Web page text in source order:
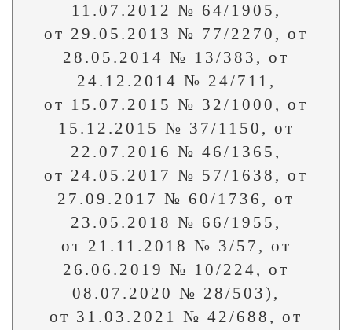
11.07.2012 № 64/1905,
от 29.05.2013 № 77/2270, от
28.05.2014 № 13/383, от
24.12.2014 № 24/711,
от 15.07.2015 № 32/1000, от
15.12.2015 № 37/1150, от
22.07.2016 № 46/1365,
от 24.05.2017 № 57/1638, от
27.09.2017 № 60/1736, от
23.05.2018 № 66/1955,
от 21.11.2018 № 3/57, от
26.06.2019 № 10/224, от
08.07.2020 № 28/503),
от 31.03.2021 № 42/688, от